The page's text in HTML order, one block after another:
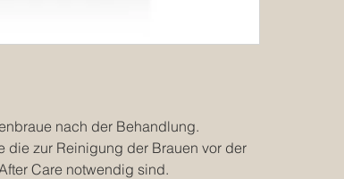
nach der Behandlung.
die zur Reinigung der Brauen vor der
Care notwendig sind.